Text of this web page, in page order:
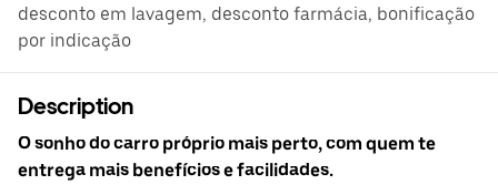
desconto em lavagem, desconto farmácia, bonificação
por indicação
Description
O sonho do carro próprio mais perto, com quem te
entrega mais benefícios e facilidades.